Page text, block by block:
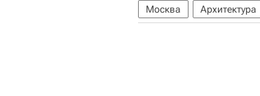
Москва Архитектура